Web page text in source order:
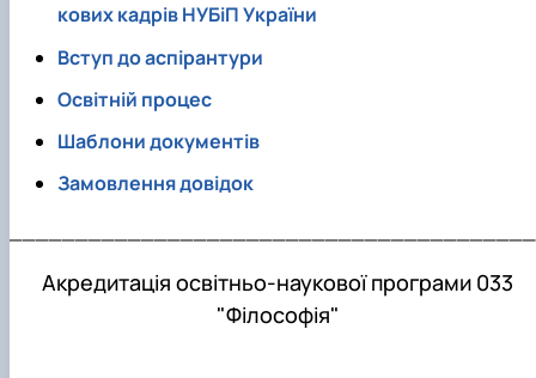
кових кадрів НУБіП України
Вступ до аспірантури
Освітній процес
Шаблони документів
Замовлення довідок
Акредитація освітньо-наукової програми 033
"Філософія"